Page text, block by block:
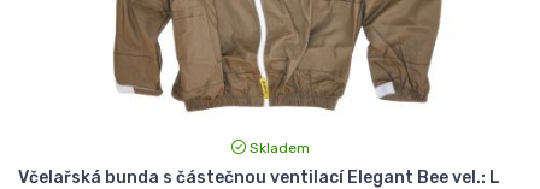
Skladem
Včelařská bunda s částečnou ventilací Elegant Bee vel.: L